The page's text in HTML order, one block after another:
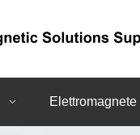
Elettromagnete